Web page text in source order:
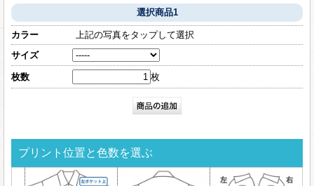
選択商品1
カラー
上記の写真をタップして選択
サイズ
枚数 枚
プリント位置と色数を選ぶ